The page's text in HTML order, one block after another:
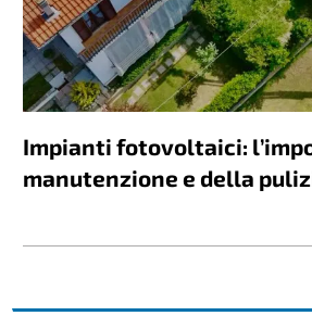
Impianti fotovoltaici:
manutenzione e della